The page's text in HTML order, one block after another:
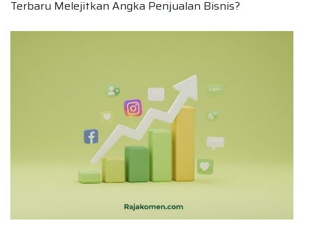
Terbaru Melejitkan Angka Penjualan Bisnis?